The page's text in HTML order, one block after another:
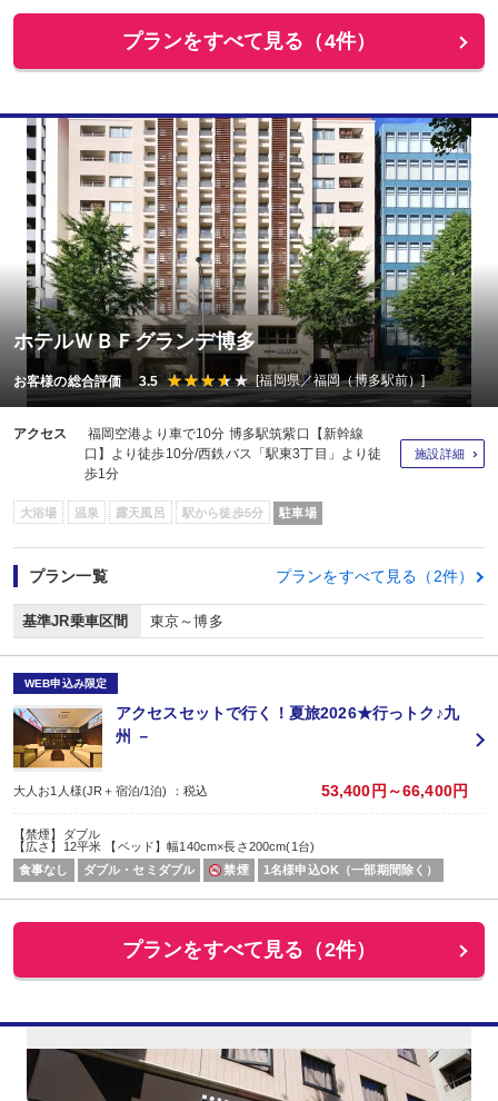
プランをすべて見る（4件）
ホテルＷＢＦグランデ博多
お客様の総合評価 3.5 [福岡県／福岡（博多駅前）]
アクセス
福岡空港より車で10分 博多駅筑紫口【新幹線
口】より徒歩10分/西鉄バス「駅東3丁目」より徒
歩1分
施設詳細
大浴場 温泉 露天風呂 駅から徒歩5分 駐車場
プラン一覧 プランをすべて見る（2件）
基準JR乗車区間 東京～博多
WEB申込み限定
アクセスセットで行く！夏旅2026★行っトク♪九
州 －
大人お1人様(JR＋宿泊/1泊) ：税込 53,400円～66,400円
【禁煙】ダブル
【広さ】12平米 【ベッド】幅140cm×長さ200cm(1台)
食事なし
ダブル・セミダブル 禁煙 1名様申込OK（一部期間除く）
プランをすべて見る（2件）